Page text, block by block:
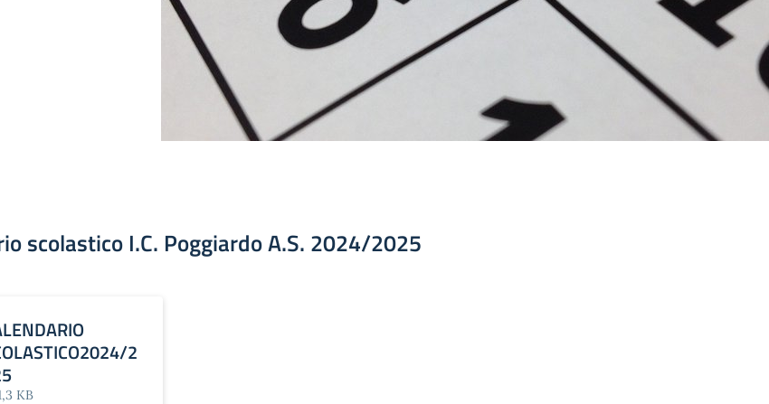
scolastico I.C. Poggiardo A.S. 2024/2025
SCOLASTICO2024/2025
2
KB